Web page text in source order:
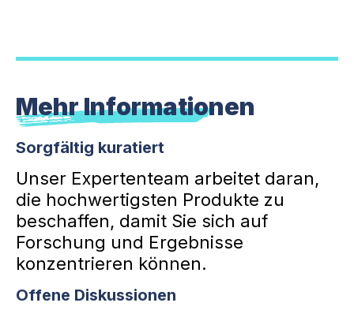
Mehr Informationen
Sorgfältig kuratiert
Unser Expertenteam arbeitet daran,
die hochwertigsten Produkte zu
beschaffen, damit Sie sich auf
Forschung und Ergebnisse
konzentrieren können.
Offene Diskussionen